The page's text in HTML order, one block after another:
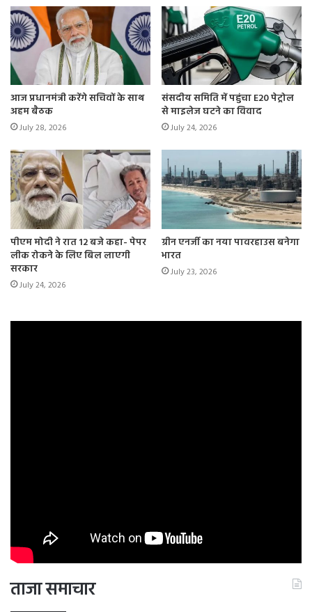
आज प्रधानमंत्री करेंगे सचिवों के साथ
अहम बैठक
July 28, 2026
संसदीय समिति में पहुंचा E20 पेट्रोल
से माइलेज घटने का विवाद
July 24, 2026
पीएम मोदी ने रात 12 बजे कहा- पेपर
लीक रोकने के लिए बिल लाएगी
सरकार
July 24, 2026
ग्रीन एनर्जी का नया पावरहाउस बनेगा
भारत
July 23, 2026
ताजा समाचार